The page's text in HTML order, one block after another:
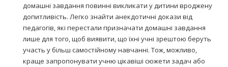
домашні завдання повинні викликати у дитини вроджену
допитливість. Легко знайти анекдотичні докази від
педагогів, які перестали призначати домашні завдання
лише для того, щоб виявити, що їхні учні зрештою беруть
участь у більш самостійному навчанні. Тож, можливо,
краще запропонувати учню цікавіші сюжети задач або